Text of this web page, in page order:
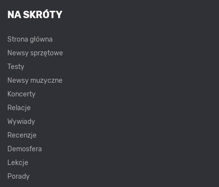
NA SKRÓTY
Strona główna
Newsy sprzętowe
Testy
Newsy muzyczne
Koncerty
Relacje
Wywiady
Recenzje
Demosfera
Lekcje
Porady